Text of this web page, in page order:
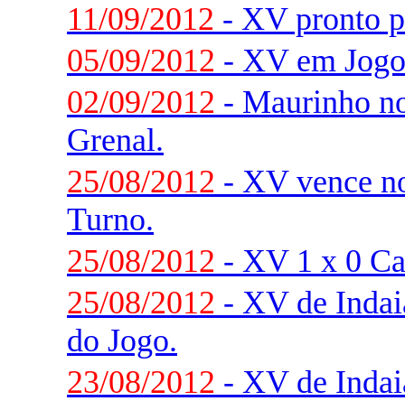
11/09/2012 - XV pronto
05/09/2012 - XV em
02/09/2012 - Maurinho
Grenal.
25/08/2012 - XV vence
Turno.
25/08/2012 - XV 1 x 0
25/08/2012 - XV de
do Jogo.
23/08/2012 - XV de